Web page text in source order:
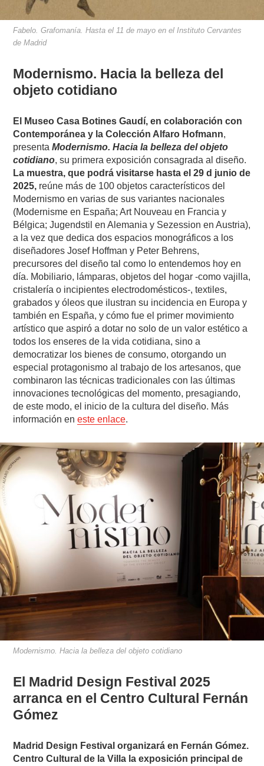
Fabelo. Grafomanía. Hasta el 11 de mayo en el Instituto Cervantes
de Madrid
Modernismo. Hacia la belleza del
objeto cotidiano
El Museo Casa Botines Gaudí, en colaboración con
Contemporánea y la Colección Alfaro Hofmann,
presentaModernismo. Hacia la belleza del objeto
cotidiano, su primera exposición consagrada al diseño.
La muestra, que podrá visitarse hasta el 29 d junio de
2025, reúne más de 100 objetos característicos del
Modernismo en varias de sus variantes nacionales
(Modernisme en España; Art Nouveau en Francia y
Bélgica; Jugendstil en Alemania y Sezession en Austria),
a la vez que dedica dos espacios monográficos a los
diseñadores Josef Hoffman y Peter Behrens,
precursores del diseño tal como lo entendemos hoy en
día. Mobiliario, lámparas, objetos del hogar -como vajilla,
cristalería o incipientes electrodomésticos-, textiles,
grabados y óleos que ilustran su incidencia en Europa y
también en España, y cómo fue el primer movimiento
artístico que aspiró a dotar no solo de un valor estético a
todos los enseres de la vida cotidiana, sino a
democratizar los bienes de consumo, otorgando un
especial protagonismo al trabajo de los artesanos, que
combinaron las técnicas tradicionales con las últimas
innovaciones tecnológicas del momento, presagiando,
de este modo, el inicio de la cultura del diseño. Más
información eneste enlace.
Modernismo. Hacia la belleza del objeto cotidiano
El Madrid Design Festival 2025
arranca en el Centro Cultural Fernán
Gómez
Madrid Design Festival organizará en Fernán Gómez.
Centro Cultural de la Villa la exposición principal de